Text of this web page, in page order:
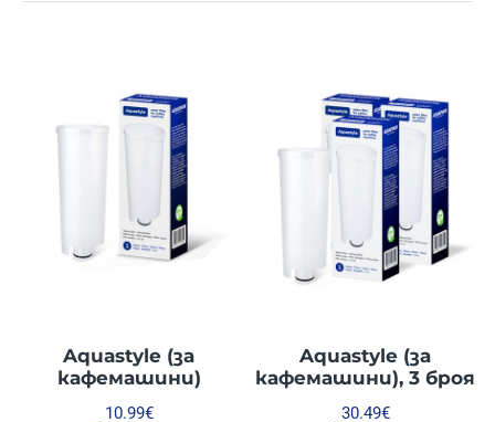
Aquastyle (за
кафемашини)
10.99€
Aquastyle (за
кафемашини), 3 броя
30.49€